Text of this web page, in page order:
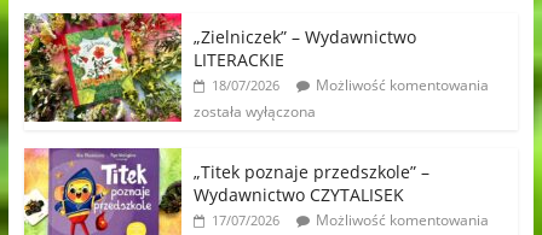
„Zielniczek” – Wydawnictwo
LITERACKIE
18/07/2026
Możliwość komentowania
została wyłączona
„Titek poznaje przedszkole” –
Wydawnictwo CZYTALISEK
17/07/2026
Możliwość komentowania